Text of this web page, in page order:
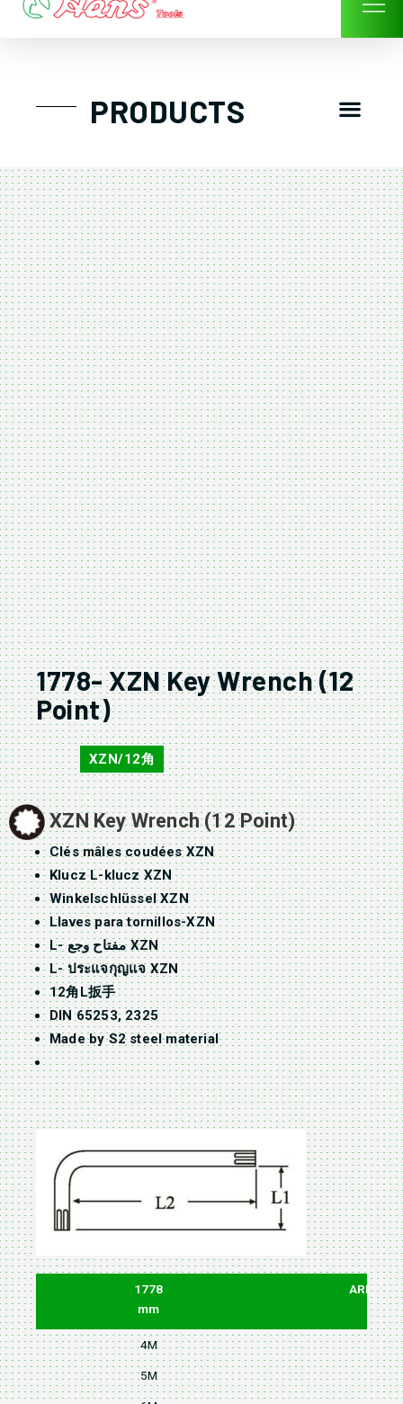
Skip
PRODUCTS
1778- XZN Key Wrench (12
Point)
1778 XZN/12角
XZN Key Wrench (12 Point)
Clés mâles coudées XZN
Klucz L-klucz XZN
Winkelschlüssel XZN
Llaves para tornillos-XZN
L- مفتاح وجع XZN
L- ประแจกุญแจ XZN
12角L扳手
DIN 65253, 2325
Made by S2 steel material
1778
mm
ARM(L1)
4M 20
5M 24